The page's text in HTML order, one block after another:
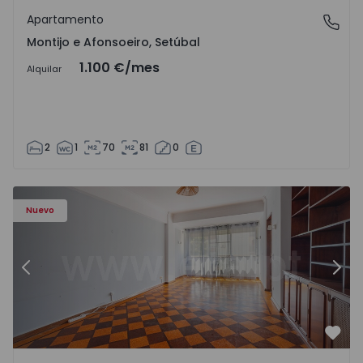
Montijo e Afonsoeiro, Setúbal
Apartamento
Montijo e Afonsoeiro, Setúbal
Alquilar 1.100 €/mes
2 1 70 81 0
Nuevo
Apartamento T5 Lisboa, Olivais - 1575717 - 6
Anterior